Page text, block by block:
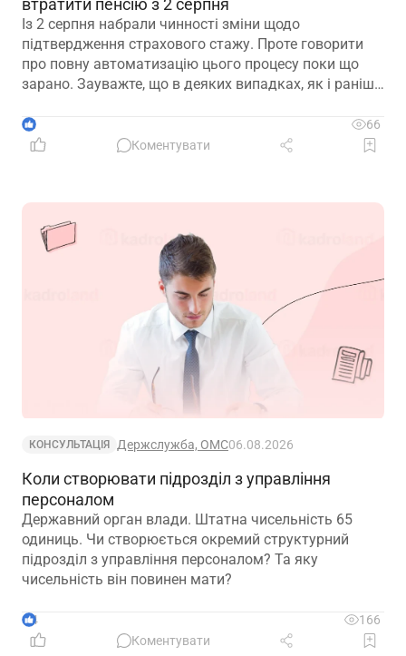
втратити пенсію з 2 серпня
Із 2 серпня набрали чинності зміни щодо
підтвердження страхового стажу. Проте говорити
про повну автоматизацію цього процесу поки що
зарано. Зауважте, що в деяких випадках, як і раніше,
підтвердження стажу і призначення пенсії
1
66
Коментувати
КОНСУЛЬТАЦІЯ Держслужба, ОМС06.08.2026
Коли створювати підрозділ з управління
персоналом
Державний орган влади. Штатна чисельність 65
одиниць. Чи створюється окремий структурний
підрозділ з управління персоналом? Та яку
чисельність він повинен мати?
4
166
Коментувати